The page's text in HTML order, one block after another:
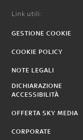
Link utili:
GESTIONE COOKIE
COOKIE POLICY
NOTE LEGALI
DICHIARAZIONE
ACCESSIBILITÀ
OFFERTA SKY MEDIA
CORPORATE